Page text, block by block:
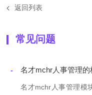
返回列表
常见问题
- 名才mchr人事管理的
名才mchr人事管理模